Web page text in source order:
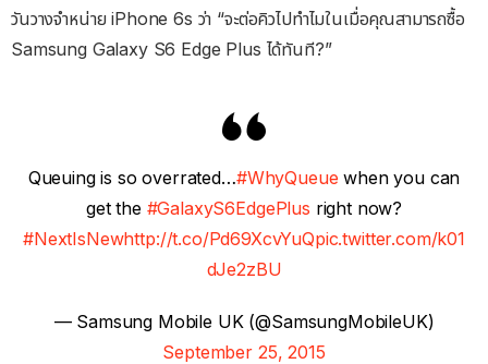
วันวางจำหน่าย iPhone 6s ว่า “จะต่อคิวไปทำไมในเมื่อคุณสามารถซื้อ
Samsung Galaxy S6 Edge Plus ได้ทันที?”
Queuing is so overrated…#WhyQueue when you can
get the #GalaxyS6EdgePlus right now?
#NextIsNewhttp://t.co/Pd69XcvYuQpic.twitter.com/k01
dJe2zBU
— Samsung Mobile UK (@SamsungMobileUK)
September 25, 2015